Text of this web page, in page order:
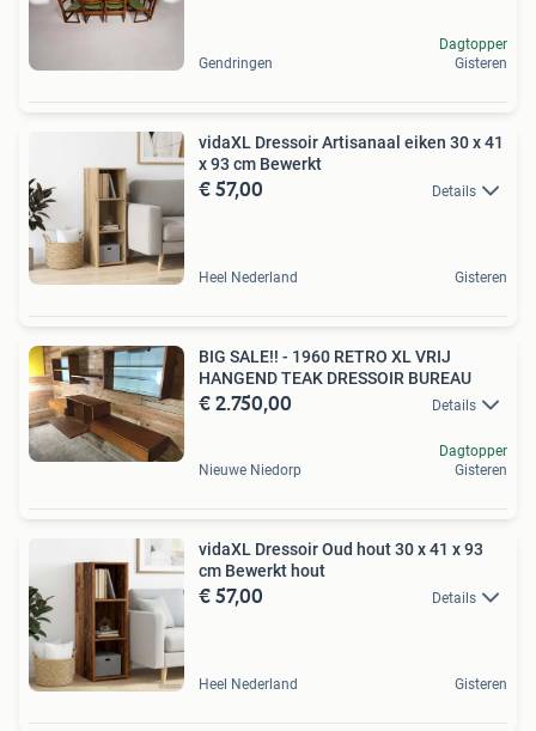
Gendringen
Dagtopper
Gisteren
vidaXL Dressoir Artisanaal eiken 30 x 41
x 93 cm Bewerkt
€ 57,00 Details
Heel Nederland Gisteren
BIG SALE!! - 1960 RETRO XL VRIJ
HANGEND TEAK DRESSOIR BUREAU
€ 2.750,00 Details
Nieuwe Niedorp
Dagtopper
Gisteren
vidaXL Dressoir Oud hout 30 x 41 x 93
cm Bewerkt hout
€ 57,00 Details
Heel Nederland Gisteren